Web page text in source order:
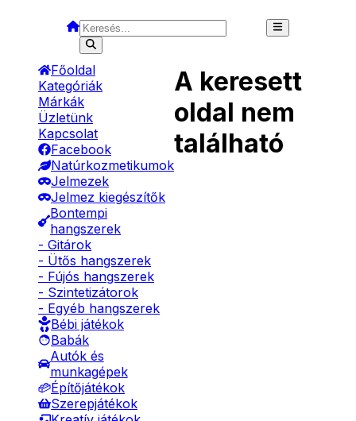
Főoldal
Kategóriák
Márkák
Üzletünk
Kapcsolat
Facebook
Natúrkozmetikumok
Jelmezek
Jelmez kiegészítők
Bontempi
hangszerek
- Gitárok
- Ütős hangszerek
- Fújós hangszerek
- Szintetizátorok
- Egyéb hangszerek
Bébi játékok
Babák
Autók és
munkagépek
Építőjátékok
Szerepjátékok
A keresett
oldal nem
található